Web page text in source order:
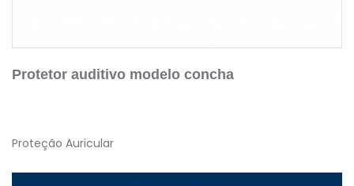
Protetor auditivo modelo concha
Proteção Auricular